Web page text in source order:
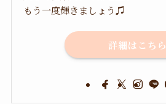
もう一度輝きましょう♫
詳細はこちら